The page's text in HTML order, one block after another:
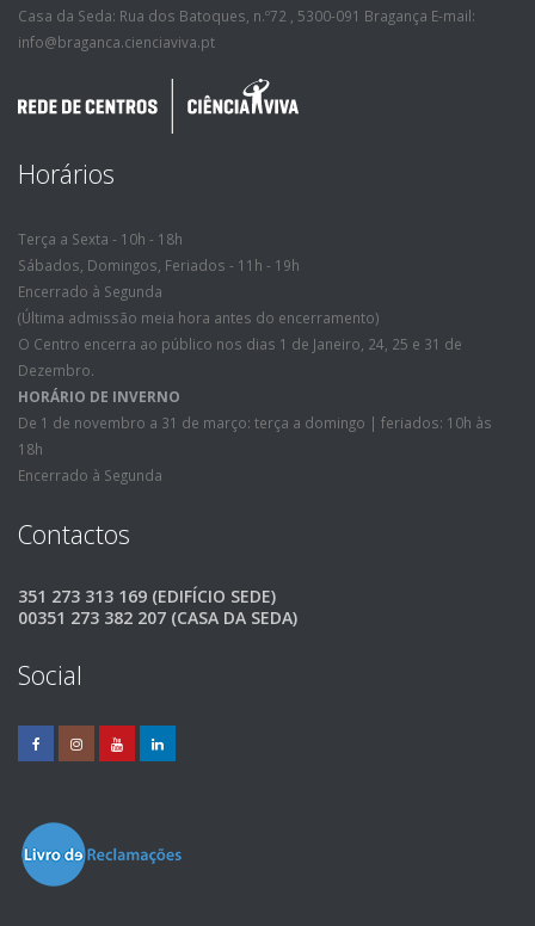
Casa da Seda: Rua dos Batoques, n.º72 , 5300-091 Bragança E-mail:
info@braganca.cienciaviva.pt
Horários
Terça a Sexta - 10h - 18h
Sábados, Domingos, Feriados - 11h - 19h
Encerrado à Segunda
(Última admissão meia hora antes do encerramento)
O Centro encerra ao público nos dias 1 de Janeiro, 24, 25 e 31 de
Dezembro.
HORÁRIO DE INVERNO
De 1 de novembro a 31 de março: terça a domingo | feriados: 10h às
18h
Encerrado à Segunda
Contactos
351 273 313 169 (EDIFÍCIO SEDE)
00351 273 382 207 (CASA DA SEDA)
Social